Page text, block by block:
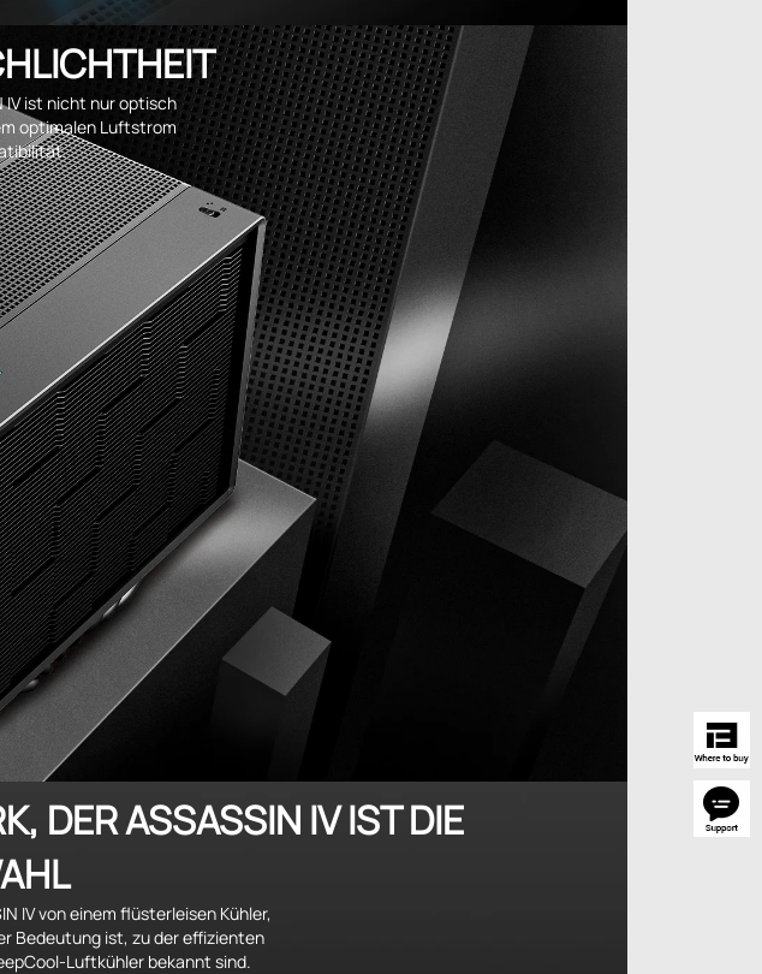
IV ist nicht nur optisch
optimalen Luftstrom
DER ASSASSIN IV IST DIE
IV von einem flüsterleisen Kühler,
Bedeutung ist, zu der effizienten
Luftkühler bekannt sind.